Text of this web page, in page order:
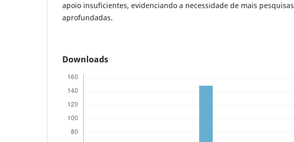
apoio insuficientes, evidenciando a necessidade de mais pesquisas
aprofundadas.
Downloads